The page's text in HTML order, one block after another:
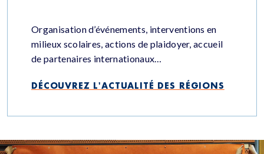
Organisation d’événements, interventions en
milieux scolaires, actions de plaidoyer, accueil
de partenaires internationaux
DÉCOUVREZ L'ACTUALITÉ DES RÉGIONS